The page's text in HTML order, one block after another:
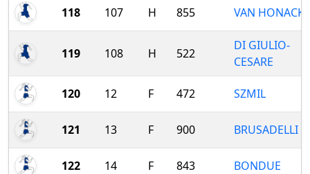
118 107 H 855 VAN
119 108 H 522
DI GIULIO-
CESARE
120 12 F 472 SZMIL
121 13 F 900 BRUSADELLI
122 14 F 843 BONDUE